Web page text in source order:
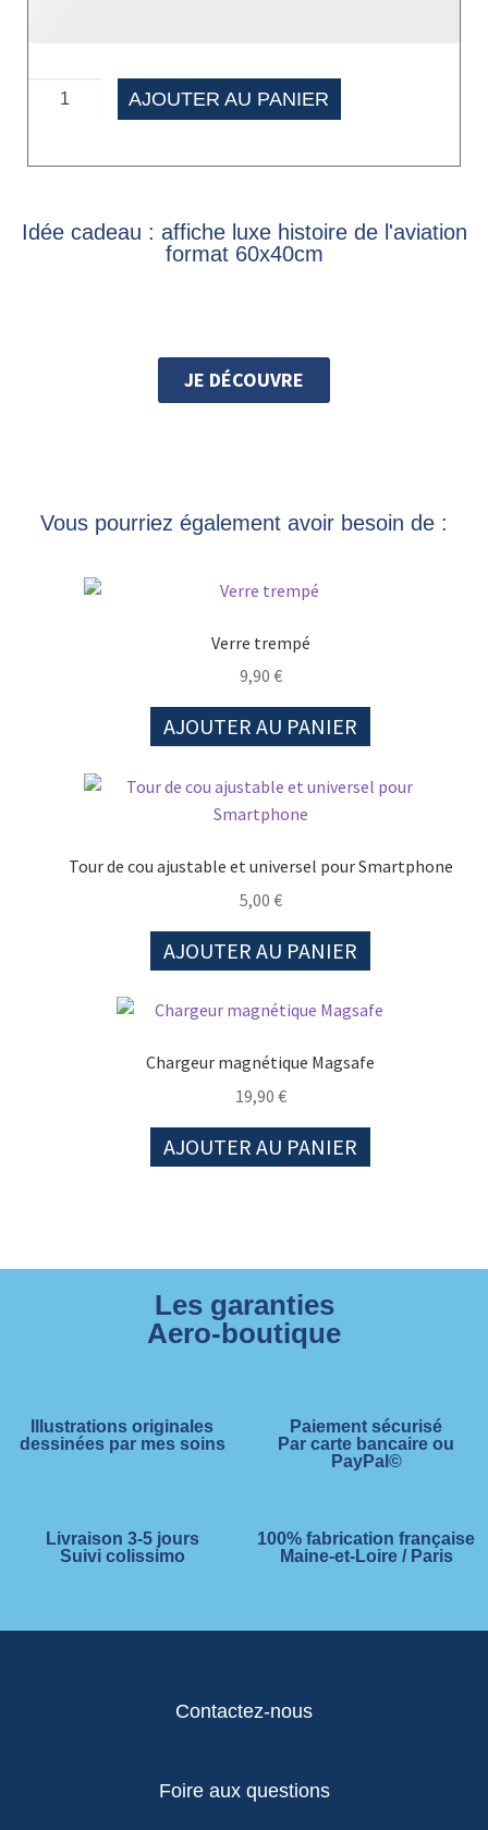
AJOUTER AU PANIER
Idée cadeau : affiche luxe histoire de l'aviation
format 60x40cm
JE DÉCOUVRE
Vous pourriez également avoir besoin de :
Verre trempé
9,90 €
AJOUTER AU PANIER
Tour de cou ajustable et universel pour Smartphone
5,00 €
AJOUTER AU PANIER
Chargeur magnétique Magsafe
19,90 €
AJOUTER AU PANIER
Les garanties
Aero-boutique
Illustrations originales
dessinées par mes soins
Paiement sécurisé
Par carte bancaire ou
PayPal©
Livraison 3-5 jours
Suivi colissimo
100% fabrication française
Maine-et-Loire / Paris
Contactez-nous
Foire aux questions